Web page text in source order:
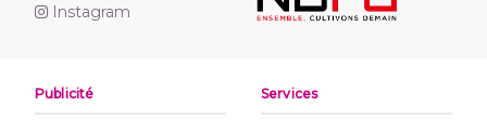
Instagram
Publicité Services